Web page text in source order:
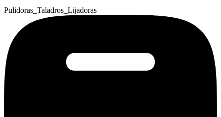
Pulidoras_Taladros_Lijadoras